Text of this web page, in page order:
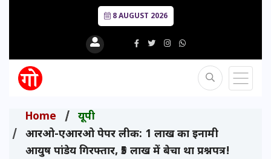
8 AUGUST 2026
Home
यूपी
आरओ-एआरओ पेपर लीक: 1 लाख का इनामी
आयुष पांडेय गिरफ्तार, ₹5 लाख में बेचा था प्रश्नपत्र!